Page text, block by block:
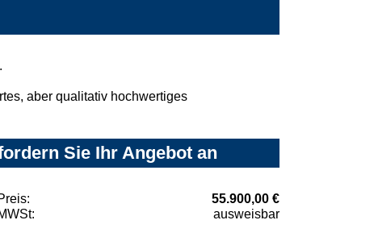
aber qualitativ hochwertiges
Sie Ihr Angebot an
55.900,00 €
ausweisbar